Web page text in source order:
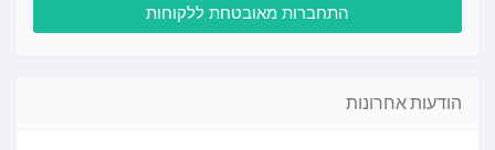
התחברות מאובטחת ללקוחות
הודעות אחרונות